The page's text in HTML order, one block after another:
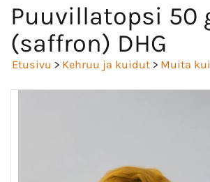
Puuvillatopsi 50
(saffron) DHG
Etusivu > Kehruu ja kuidut > Muita